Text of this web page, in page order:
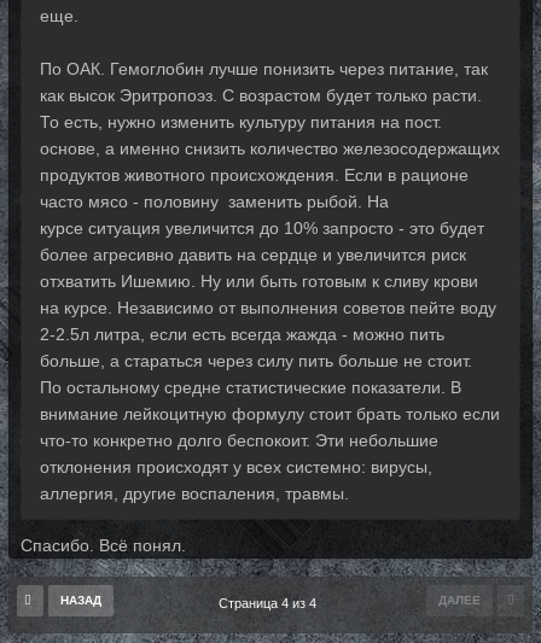
еще.
По ОАК. Гемоглобин лучше понизить через питание, так
как высок Эритропоэз. С возрастом будет только расти.
То есть, нужно изменить культуру питания на пост.
основе, а именно снизить количество железосодержащих
продуктов животного происхождения. Если в рационе
часто мясо - половину заменить рыбой. На
курсе ситуация увеличится до 10% запросто - это будет
более агресивно давить на сердце и увеличится риск
отхватить Ишемию. Ну или быть готовым к сливу крови
на курсе. Независимо от выполнения советов пейте воду
2-2.5л литра, если есть всегда жажда - можно пить
больше, а стараться через силу пить больше не стоит.
По остальному средне статистические показатели. В
внимание лейкоцитную формулу стоит брать только если
что-то конкретно долго беспокоит. Эти небольшие
отклонения происходят у всех системно: вирусы,
аллергия, другие воспаления, травмы.
Спасибо. Всё понял.
НАЗАД ДАЛЕЕ
Страница 4 из 4